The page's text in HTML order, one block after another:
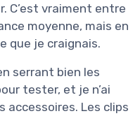
C’est vraiment entre
moyenne, mais en
que je craignais.
serrant bien les
tester, et je n’ai
accessoires. Les clips